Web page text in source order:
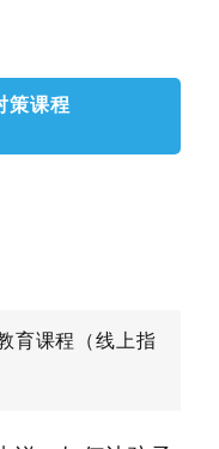
策课程
育课程（线上指